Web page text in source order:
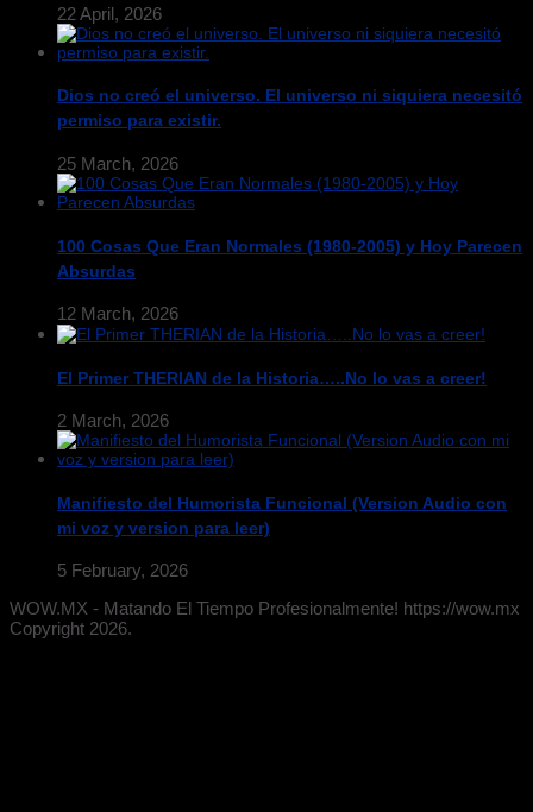
22 April, 2026
Dios no creó el universo. El universo ni siquiera necesitó
permiso para existir.
25 March, 2026
100 Cosas Que Eran Normales (1980-2005) y Hoy Parecen
Absurdas
12 March, 2026
El Primer THERIAN de la Historia…..No lo vas a creer!
2 March, 2026
Manifiesto del Humorista Funcional (Version Audio con
mi voz y version para leer)
5 February, 2026
WOW.MX - Matando El Tiempo Profesionalmente! https://wow.mx
Copyright 2026.